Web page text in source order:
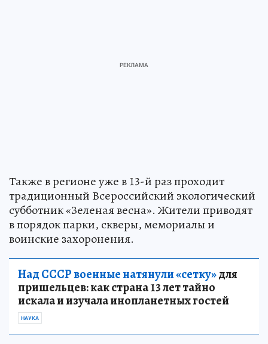
Также в регионе уже в 13-й раз проходит
традиционный Всероссийский экологический
субботник «Зеленая весна». Жители приводят
в порядок парки, скверы, мемориалы и
воинские захоронения.
Над СССР военные натянули «сетку»для
пришельцев: как страна 13 лет тайно
искала и изучала инопланетных гостей
НАУКА